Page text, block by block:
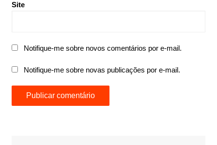
Site
Notifique-me sobre novos comentários por e-mail.
Notifique-me sobre novas publicações por e-mail.